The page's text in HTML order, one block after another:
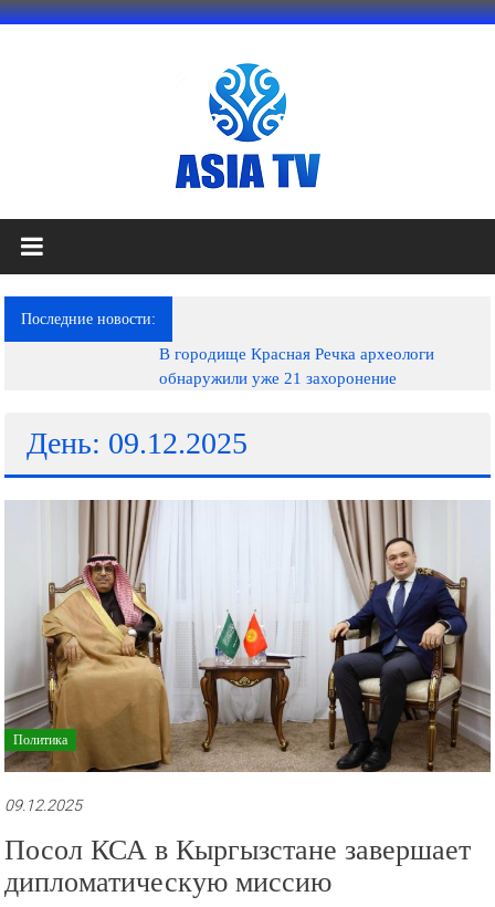
Перейти
АЗИЯ
ТВ
это
телеканал
фильмы,
музыкальные
презентации.
Последние новости:
В городище Красная Речка археологи
обнаружили уже 21 захоронение
День: 09.12.2025
Политика
09.12.2025
Посол КСА в Кыргызстане завершает
дипломатическую миссию